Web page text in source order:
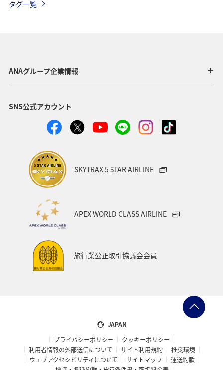
マイルを貯める トラウト 北陸地方 福岡県
静岡県 ツアー
鹿児島県 栃木県 マダイ
家族旅行
中国地方 アメリカ
イワナ
アメリカ・カナダ・中南米
世界遺産
愛媛県 福島県
フランス
ワーケーション
メジナ 青森県 大阪府
オーストラリア ドイツ ANAショッピング A-style
タグ一覧
ANAグループ企業情報
SNS公式アカウント
SKYTRAX 5 STAR AIRLINE
APEX WORLD CLASS AIRLINE
旅行業公正取引協議会会員
JAPAN
プライバシーポリシー
クッキーポリシー
利用者情報の外部送信について
サイト利用規約
推奨環境
ウェブアクセシビリティについて
サイトマップ
運送約款